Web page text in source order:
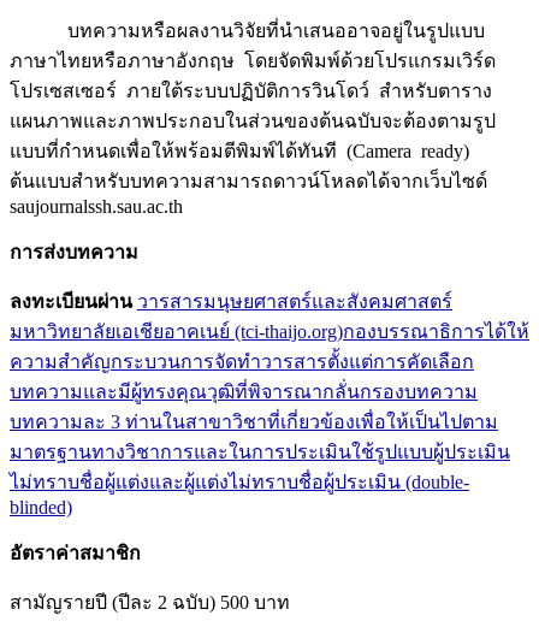
บทความหรือผลงานวิจัยที่นำเสนออาจอยู่ในรูปแบบ
ภาษาไทยหรือภาษาอังกฤษ โดยจัดพิมพ์ด้วยโปรแกรมเวิร์ด
โปรเซสเซอร์ ภายใต้ระบบปฏิบัติการวินโดว์ สำหรับตาราง
แผนภาพและภาพประกอบในส่วนของต้นฉบับจะต้องตามรูป
แบบที่กำหนดเพื่อให้พร้อมตีพิมพ์ได้ทันที (Camera ready)
ต้นแบบสำหรับบทความสามารถดาวน์โหลดได้จากเว็บไซด์
saujournalssh.sau.ac.th
การส่งบทความ
ลงทะเบียนผ่าน วารสารมนุษยศาสตร์และสังคมศาสตร์
มหาวิทยาลัยเอเชียอาคเนย์ (tci-thaijo.org)กองบรรณาธิการได้ให้
ความสำคัญกระบวนการจัดทำวารสารตั้งแต่การคัดเลือก
บทความและมีผู้ทรงคุณวุฒิที่พิจารณากลั่นกรองบทความ
บทความละ 3 ท่านในสาขาวิชาที่เกี่ยวข้องเพื่อให้เป็นไปตาม
มาตรฐานทางวิชาการและในการประเมินใช้รูปแบบผู้ประเมิน
ไม่ทราบชื่อผู้แต่งและผู้แต่งไม่ทราบชื่อผู้ประเมิน (double-
blinded)
อัตราค่าสมาชิก
สามัญรายปี (ปีละ 2 ฉบับ) 500 บาท